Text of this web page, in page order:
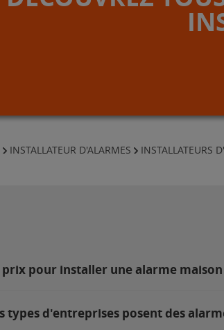
INSTALLATEUR D'ALARMES INSTALLATEURS
prix pour installer une alarme
types d'entreprises posent des